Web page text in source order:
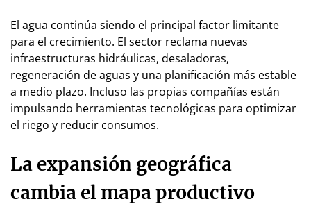
El agua continúa siendo el principal factor limitante
para el crecimiento. El sector reclama nuevas
infraestructuras hidráulicas, desaladoras,
regeneración de aguas y una planificación más estable
a medio plazo. Incluso las propias compañías están
impulsando herramientas tecnológicas para optimizar
el riego y reducir consumos.
La expansión geográfica
cambia el mapa productivo